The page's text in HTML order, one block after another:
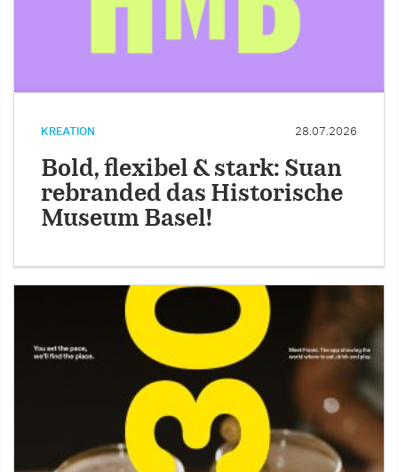
KREATION 28.07.2026
Bold, flexibel & stark: Suan
rebranded das Historische
Museum Basel!